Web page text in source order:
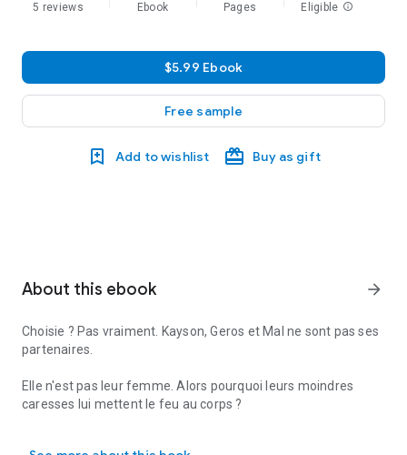
5 reviews Ebook Pages Eligible info
$5.99 Ebook
Free sample
Add to wishlist Buy as gift
About this ebook arrow_forward
Choisie ? Pas vraiment. Kayson, Geros et Mal ne sont pas ses
partenaires.
Elle n'est pas leur femme. Alors pourquoi leurs moindres
caresses lui mettent le feu au corps ?